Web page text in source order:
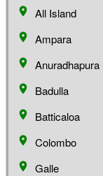
All Island
Ampara
Anuradhapura
Badulla
Batticaloa
Colombo
Galle